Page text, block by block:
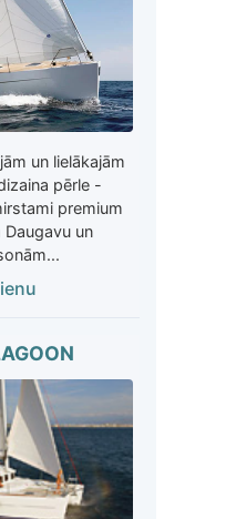
un lielākajām
pērle -
premium
un